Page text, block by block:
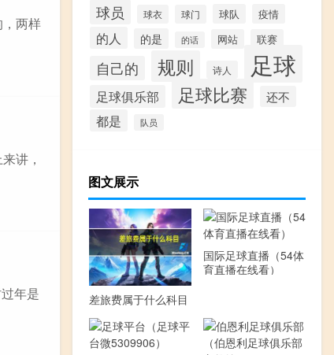
两样
讲，
年是
球员 球衣 球门 球队 疫情
的人 的是 的话 网站 联赛
自己的 规则 诗人 足球
足球俱乐部 足球比赛 还不
都是 队员
图文展示
差旅费属于什么科目
国际足球直播（54体
育直播在线看）